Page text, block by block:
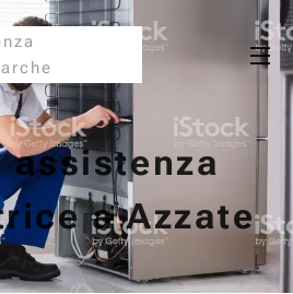
assistenza
a Azzate